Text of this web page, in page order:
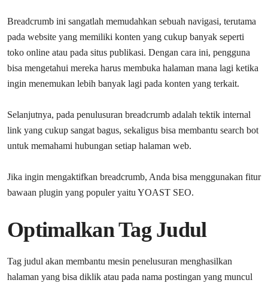
Breadcrumb ini sangatlah memudahkan sebuah navigasi, terutama
pada website yang memiliki konten yang cukup banyak seperti
toko online atau pada situs publikasi. Dengan cara ini, pengguna
bisa mengetahui mereka harus membuka halaman mana lagi ketika
ingin menemukan lebih banyak lagi pada konten yang terkait.
Selanjutnya, pada penulusuran breadcrumb adalah tektik internal
link yang cukup sangat bagus, sekaligus bisa membantu search bot
untuk memahami hubungan setiap halaman web.
Jika ingin mengaktifkan breadcrumb, Anda bisa menggunakan fitur
bawaan plugin yang populer yaitu YOAST SEO.
Optimalkan Tag Judul
Tag judul akan membantu mesin penelusuran menghasilkan
halaman yang bisa diklik atau pada nama postingan yang muncul